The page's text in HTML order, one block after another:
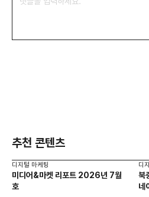
추천 콘텐츠
디지털 마케팅
미디어&마켓 리포트 2026년 7월
호
디
북
네